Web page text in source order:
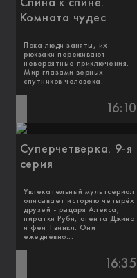
Спина к спине.
Комната чудес
Пока люди заняты, их
рюкзаки переживают
невероятные приключения.
Мир глазами верных
спутников человека.
16:10
Суперчетверка. 9-я
серия
Увлекательный мультсериал
описывает историю четырёх
друзей - рыцаря Алекса,
пиратки Руби, агента Джина
и феи Твинкл. Они
ежедневно...
16:35